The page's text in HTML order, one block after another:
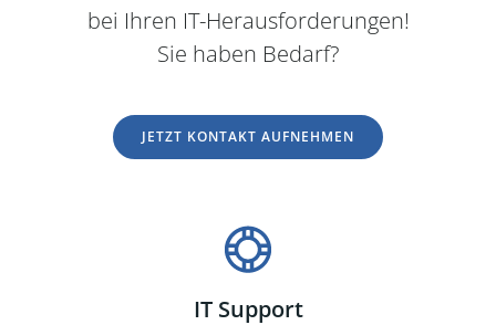
bei Ihren IT-Herausforderungen!
Sie haben Bedarf?
JETZT KONTAKT AUFNEHMEN
IT Support